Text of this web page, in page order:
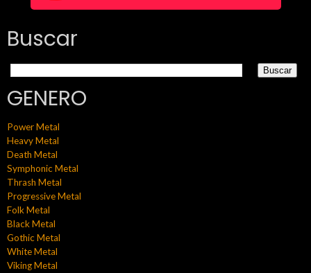
Buscar
GENERO
Power Metal
Heavy Metal
Death Metal
Symphonic Metal
Thrash Metal
Progressive Metal
Folk Metal
Black Metal
Gothic Metal
White Metal
Viking Metal